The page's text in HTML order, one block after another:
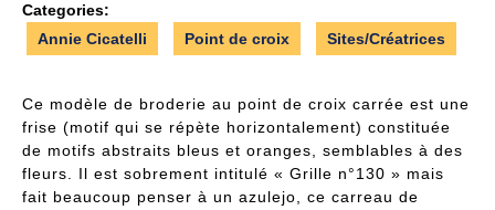
Categories:
Annie Cicatelli
Point de croix Sites/Créatrices
Ce modèle de broderie au point de croix carrée est une
frise (motif qui se répète horizontalement) constituée
de motifs abstraits bleus et oranges, semblables à des
fleurs. Il est sobrement intitulé « Grille n°130 » mais
fait beaucoup penser à un azulejo, ce carreau de